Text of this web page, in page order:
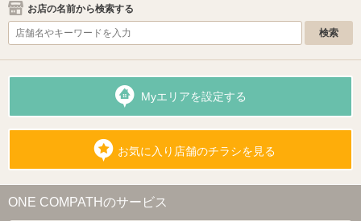
お店の名前から検索する
Myエリアを設定する
お気に入り店舗のチラシを見る
ONE COMPATHのサービス